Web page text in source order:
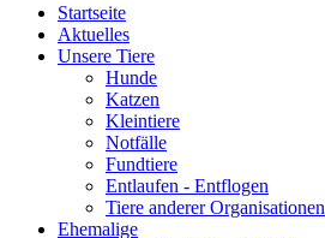
Startseite
Aktuelles
Unsere Tiere
Hunde
Katzen
Kleintiere
Notfälle
Fundtiere
Entlaufen - Entflogen
Tiere anderer Organisationen
Ehemalige